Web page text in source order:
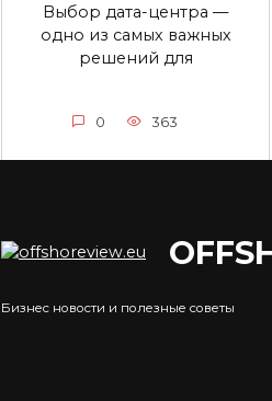
Выбор дата-центра —
одно из самых важных
решений для
0 363
Курс фунта к рублю:
прогнозы
Бизнес новости и полезные советы